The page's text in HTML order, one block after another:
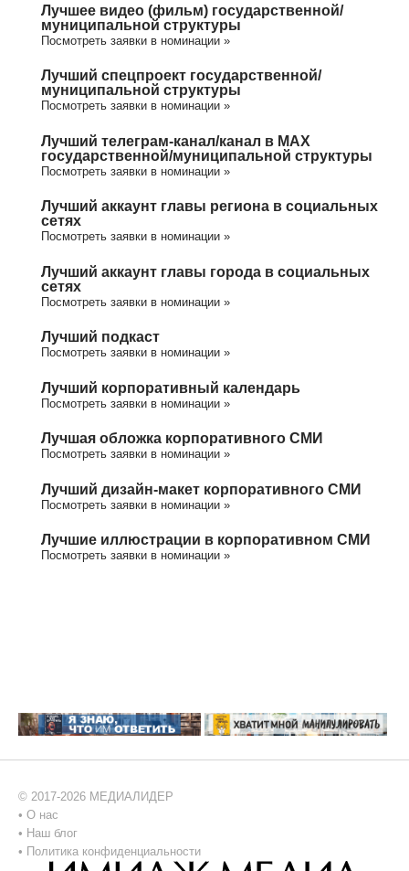
Лучшее видео (фильм) государственной/
муниципальной структуры
Посмотреть заявки в номинации »
Лучший спецпроект государственной/
муниципальной структуры
Посмотреть заявки в номинации »
Лучший телеграм-канал/канал в МАХ
государственной/муниципальной структуры
Посмотреть заявки в номинации »
Лучший аккаунт главы региона в социальных
сетях
Посмотреть заявки в номинации »
Лучший аккаунт главы города в социальных
сетях
Посмотреть заявки в номинации »
Лучший подкаст
Посмотреть заявки в номинации »
Лучший корпоративный календарь
Посмотреть заявки в номинации »
Лучшая обложка корпоративного СМИ
Посмотреть заявки в номинации »
Лучший дизайн-макет корпоративного СМИ
Посмотреть заявки в номинации »
Лучшие иллюстрации в корпоративном СМИ
Посмотреть заявки в номинации »
© 2017-2026 МЕДИАЛИДЕР
• О нас
• Наш блог
• Политика конфиденциальности